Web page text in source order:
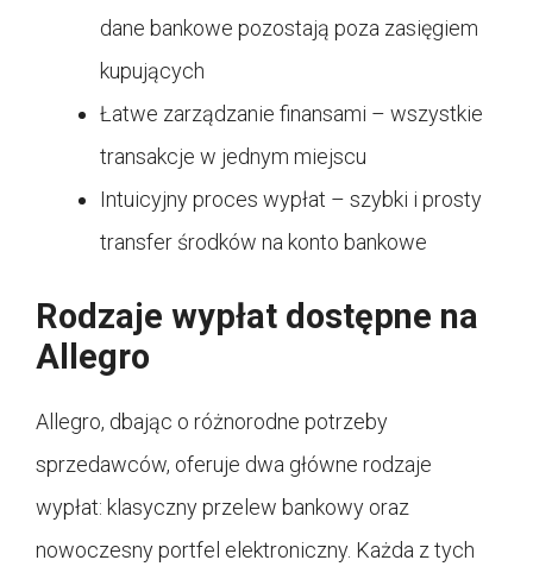
dane bankowe pozostają poza zasięgiem
kupujących
Łatwe zarządzanie finansami – wszystkie
transakcje w jednym miejscu
Intuicyjny proces wypłat – szybki i prosty
transfer środków na konto bankowe
Rodzaje wypłat dostępne na
Allegro
Allegro, dbając o różnorodne potrzeby
sprzedawców, oferuje dwa główne rodzaje
wypłat: klasyczny przelew bankowy oraz
nowoczesny portfel elektroniczny. Każda z tych